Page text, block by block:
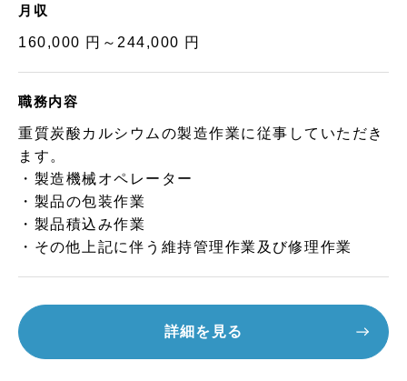
月収
160,000 円～244,000 円
職務内容
重質炭酸カルシウムの製造作業に従事していただき
ます。
・製造機械オペレーター
・製品の包装作業
・製品積込み作業
・その他上記に伴う維持管理作業及び修理作業
詳細を見る